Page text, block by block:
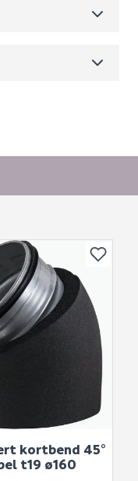
til dette
kortbend 45°
t19 ø160